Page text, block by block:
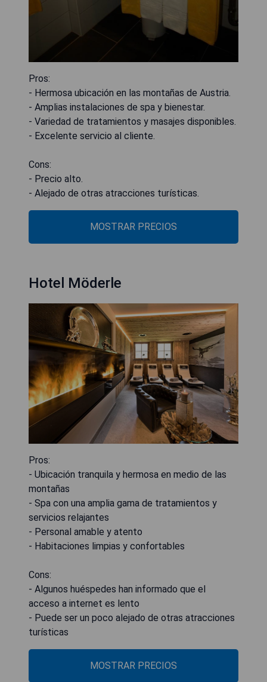
Pros:
- Hermosa ubicación en las montañas de Austria.
- Amplias instalaciones de spa y bienestar.
- Variedad de tratamientos y masajes disponibles.
- Excelente servicio al cliente.
Cons:
- Precio alto.
- Alejado de otras atracciones turísticas.
MOSTRAR PRECIOS
Hotel Möderle
Pros:
- Ubicación tranquila y hermosa en medio de las
montañas
- Spa con una amplia gama de tratamientos y
servicios relajantes
- Personal amable y atento
- Habitaciones limpias y confortables
Cons:
- Algunos huéspedes han informado que el
acceso a internet es lento
- Puede ser un poco alejado de otras atracciones
turísticas
MOSTRAR PRECIOS